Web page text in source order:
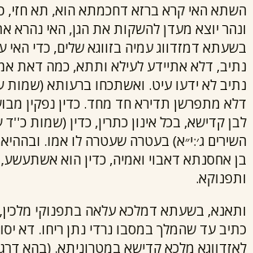
השתא האי קרא ברזא דחכמתא הוא, תא חזי,
ונהר יוצא מעדן להשקות את הגן, האי נהרא
בשעתא דמזדווג עמיה בזווגא שלים, כדי האי
נתיב, דלא אתיידע לעילא ותתא, כמה דאת
נתיב לא ידעו עיט. ואשתכחו ברעותא
דלא מתפרשן תדירא חד מחד. כדין נפקין
לבן קדישא, בכל אינון כתרין, כדין (שמות
השירים ג׳:י״א) בעטרה שעטרה לו אמו.
בן אחסנתא דאבוי ואמיה, כדין הוא
ותפנוקא.
ותאנא, בשעתא דמלכא עלאה בתפנוקי מלכין,
כתיב עד שהמלך במסבו נרדי נתן ריחו. דא
לאזדווגא מלכא קדישא במטרוניתא. (בהא